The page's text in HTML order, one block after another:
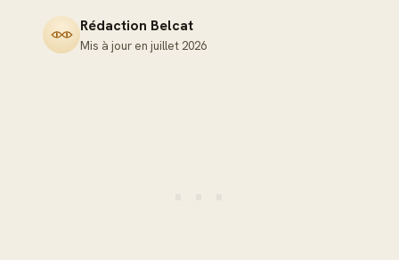
Rédaction Belcat
Mis à jour en juillet 2026